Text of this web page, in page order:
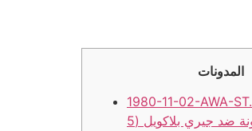
المدونات
1980-11-02-AWA-ST. بول ، مينيسوتا
أندريه أحدث أيقونة ضد جيري بلاكويل (5